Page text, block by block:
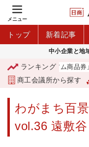
メニュー
トップ 新着記事
中小企業と地
ランキング
青森市プレミアム商品券」利
商工会議所から探す
わがまち百
vol.36 遠敷谷